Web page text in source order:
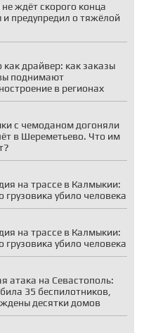
не ждёт скорого конца
и предупредил о тяжёлой
как драйвер: как заказы
поднимают
в регионах
с чемоданом догоняли
в Шереметьево. Что им
на трассе в Калмыкии:
грузовика убило человека
на трассе в Калмыкии:
грузовика убило человека
атака на Севастополь:
35 беспилотников,
десятки домов